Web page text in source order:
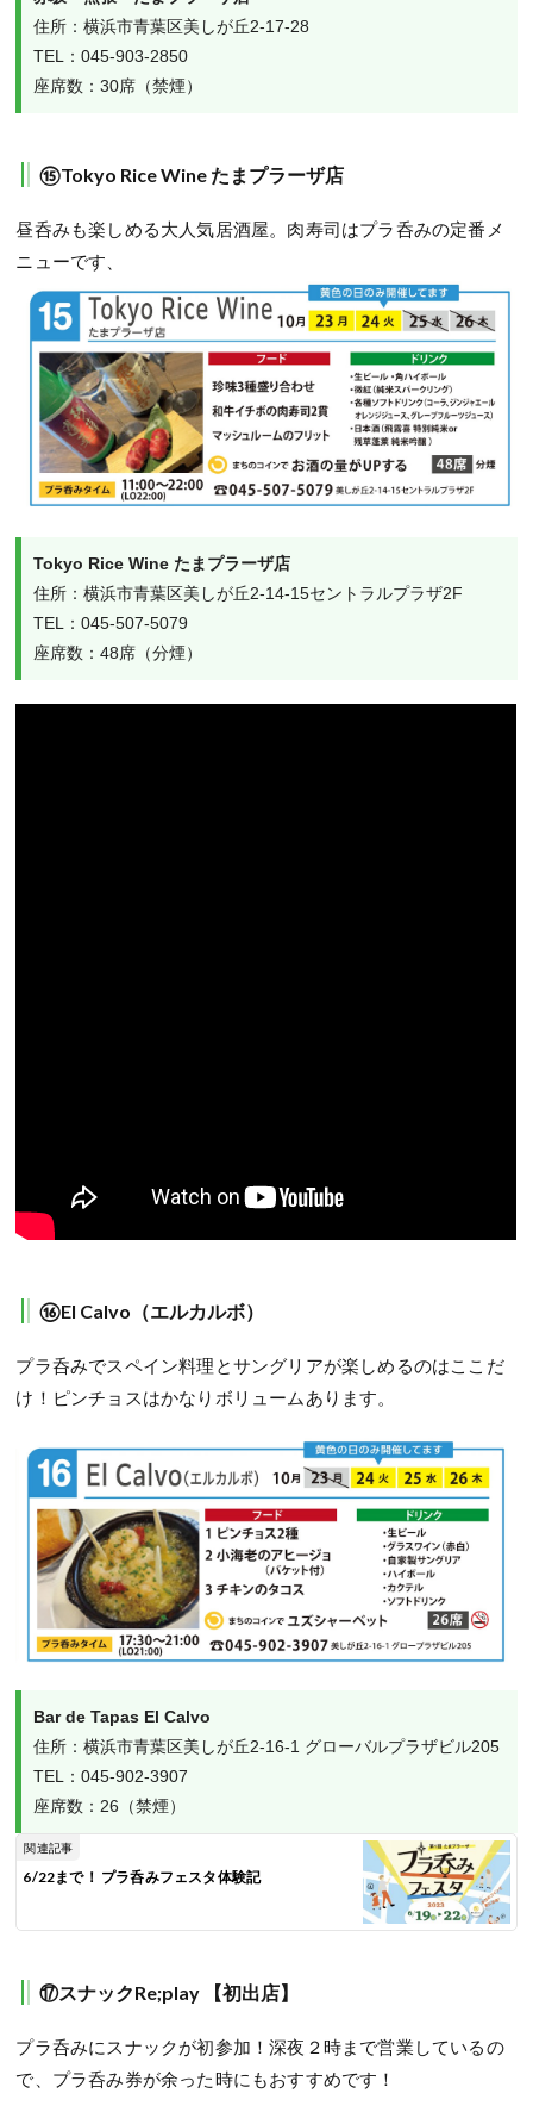
住所：横浜市青葉区美しが丘2-17-28
TEL：045-903-2850
座席数：30席（禁煙）
⑮Tokyo Rice Wine たまプラーザ店
昼呑みも楽しめる大人気居酒屋。肉寿司はプラ呑みの定番メ
ニューです、
Tokyo Rice Wine たまプラーザ店
住所：横浜市青葉区美しが丘2-14-15セントラルプラザ2F
TEL：045-507-5079
座席数：48席（分煙）
⑯El Calvo（エルカルボ）
プラ呑みでスペイン料理とサングリアが楽しめるのはここだ
け！ピンチョスはかなりボリュームあります。
Bar de Tapas El Calvo
住所：横浜市青葉区美しが丘2-16-1 グローバルプラザビル205
TEL：045-902-3907
座席数：26（禁煙）
関連記事
6/22まで！ プラ呑みフェスタ体験記
⑰スナックRe;play 【初出店】
プラ呑みにスナックが初参加！深夜２時まで営業しているの
で、プラ呑み券が余った時にもおすすめです！